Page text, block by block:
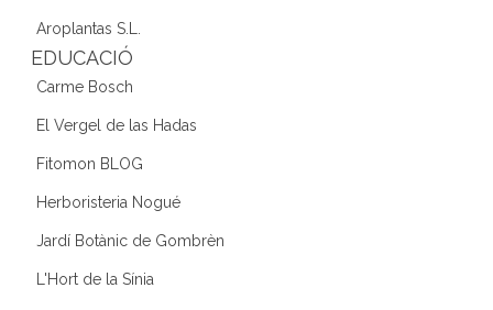
Aroplantas S.L.
EDUCACIÓ
Carme Bosch
El Vergel de las Hadas
Fitomon BLOG
Herboristeria Nogué
Jardí Botànic de Gombrèn
L'Hort de la Sínia